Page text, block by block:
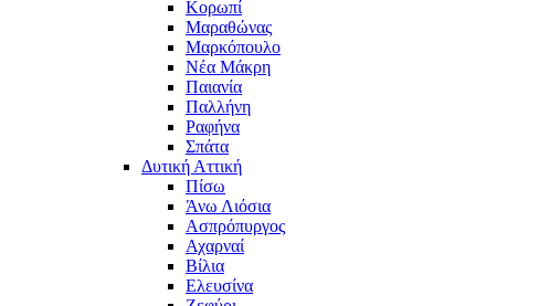
Κορωπί
Μαραθώνας
Μαρκόπουλο
Νέα Μάκρη
Παιανία
Παλλήνη
Ραφήνα
Σπάτα
Δυτική Αττική
Πίσω
Άνω Λιόσια
Ασπρόπυργος
Αχαρναί
Βίλια
Ελευσίνα